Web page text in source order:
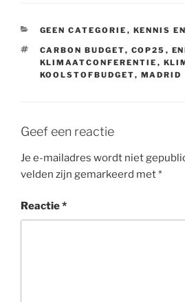
t
e
r
b
o
o
k
e
d
I
n
s
A
p
p
l
CATEGORIEËN
GEEN CATEGORIE , KENNIS
TAGS
CARBON BUDGET, COP25 ,
KLIMAATCONFERENTIE ,
KOOLSTOFBUDGET, MADRID
Geef een reactie
Je e-mailadres wordt niet
velden zijn gemarkeerd met*
Reactie*